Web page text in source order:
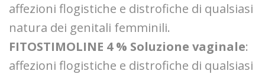
affezioni flogistiche e distrofiche di qualsiasi
natura dei genitali femminili.
FITOSTIMOLINE 4 % Soluzione vaginale:
affezioni flogistiche e distrofiche di qualsiasi